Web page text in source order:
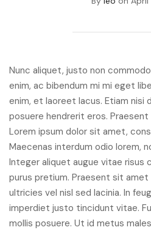
Nunc aliquet, justo non
enim, ac bibendum mi mi eget
enim, et laoreet lacus. Etiam nisi
posuere hendrerit eros.
Lorem ipsum dolor sit amet,
Maecenas interdum odio lorem,
Integer aliquet augue vitae risus
purus pretium. Praesent sit amet
ultricies vel nisl sed lacinia. In
imperdiet justo tincidunt vitae.
mollis posuere. Ut id metus